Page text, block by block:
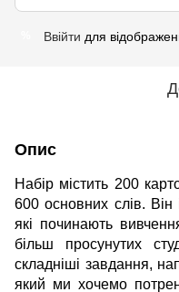
Ввійти для
Опис
Набір містить 200
600 основних слів.
які починають
більш просунутих
складніші завдання,
який ми хочемо